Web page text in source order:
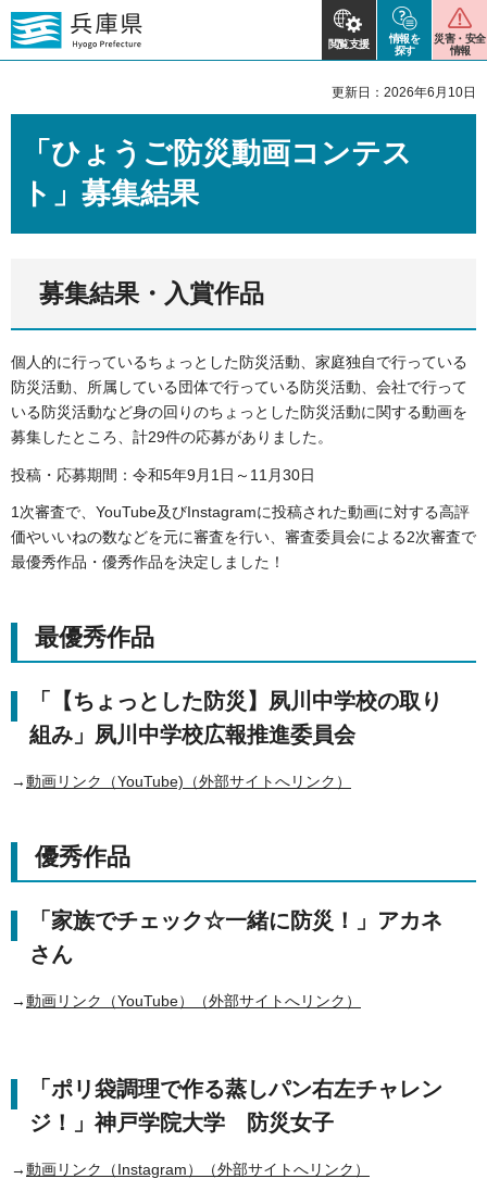
閲覧支援
情報を
探す
災害・安全
情報
更新日：2026年6月10日
「ひょうご防災動画コンテス
ト」募集結果
募集結果・入賞作品
個人的に行っているちょっとした防災活動、家庭独自で行っている
防災活動、所属している団体で行っている防災活動、会社で行って
いる防災活動など身の回りのちょっとした防災活動に関する動画を
募集したところ、計29件の応募がありました。
投稿・応募期間：令和5年9月1日～11月30日
1次審査で、YouTube及びInstagramに投稿された動画に対する高評
価やいいねの数などを元に審査を行い、審査委員会による2次審査で
最優秀作品・優秀作品を決定しました！
最優秀作品
「【ちょっとした防災】夙川中学校の取り
組み」夙川中学校広報推進委員会
→動画リンク（YouTube)（外部サイトへリンク）
優秀作品
「家族でチェック☆一緒に防災！」アカネ
さん
→動画リンク（YouTube）（外部サイトへリンク）
「ポリ袋調理で作る蒸しパン右左チャレン
ジ！」神戸学院大学 防災女子
→動画リンク（Instagram）（外部サイトへリンク）